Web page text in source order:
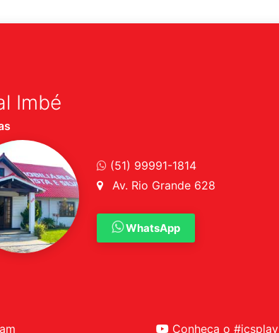
Imbé
(51) 99991-1814
Av. Rio Grande 628
WhatsApp
Conheça o #icsplay